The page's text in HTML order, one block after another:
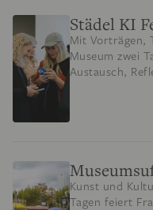
Städel KI
Mit Vorträgen,
Museum zwei
Austausch,
Kunst und
Tagen feiert